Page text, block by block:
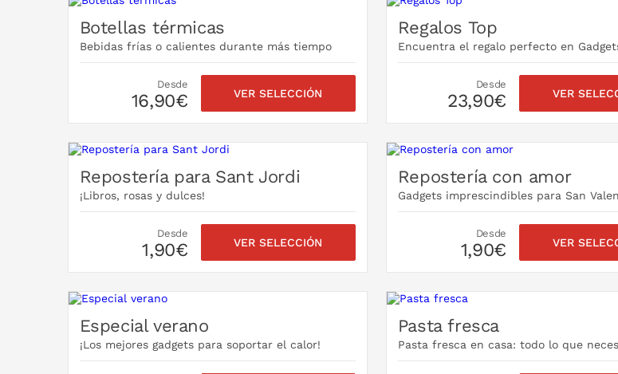
Botellas térmicas
Bebidas frías o calientes durante más tiempo
Desde
16,90€ VER SELECCIÓN
Regalos Top
Encuentra el regalo perfecto en
Desde
23,90€ VER
Repostería para Sant Jordi
¡Libros, rosas y dulces!
Desde
1,90€ VER SELECCIÓN
Repostería con amor
Gadgets imprescindibles para San
Desde
1,90€ VER
Especial verano
¡Los mejores gadgets para soportar el calor!
Pasta fresca
Pasta fresca en casa: todo lo que